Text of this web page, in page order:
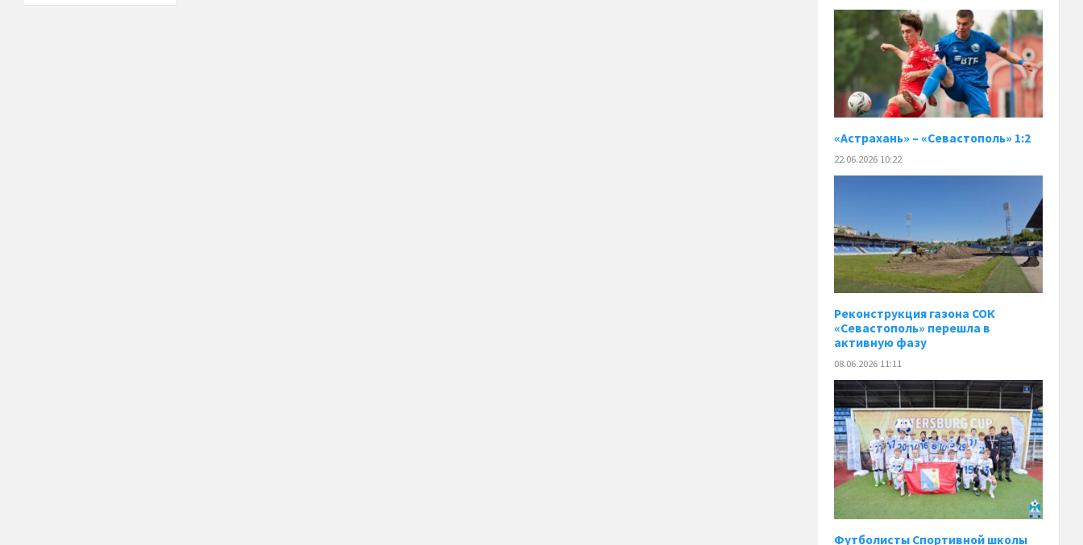
«Астрахань» – «Севастополь» 1:2
22.06.2026 10:22
Реконструкция газона СОК
«Севастополь» перешла в
активную фазу
08.06.2026 11:11
️Футболисты Спортивной школы